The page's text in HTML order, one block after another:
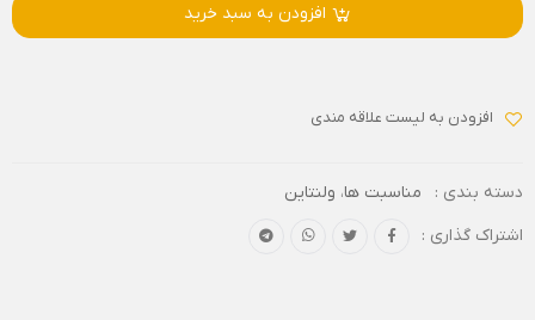
افزودن به سبد خرید
افزودن به لیست علاقه مندی
دسته بندی : مناسبت ها، ولنتاین
اشتراک گذاری :